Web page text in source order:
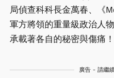
局偵查科科長金萬春、《
軍方將領的重量級政治人
承載著各自的秘密與傷痛！
廣告 - 請繼